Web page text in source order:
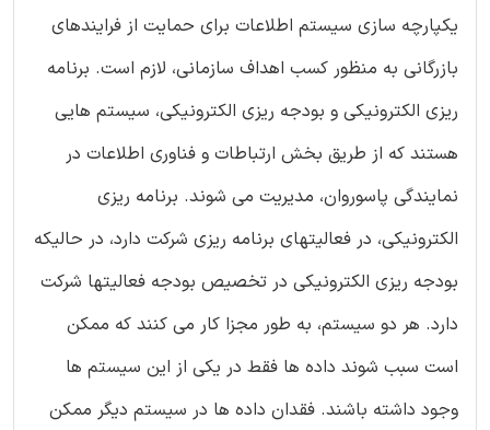
یکپارچه سازی سیستم اطلاعات برای حمایت از فرایندهای
بازرگانی به منظور کسب اهداف سازمانی، لازم است. برنامه
ریزی الکترونیکی و بودجه ریزی الکترونیکی، سیستم هایی
هستند که از طریق بخش ارتباطات و فناوری اطلاعات در
نمایندگی پاسوروان، مدیریت می شوند. برنامه ریزی
الکترونیکی، در فعالیتهای برنامه ریزی شرکت دارد، در حالیکه
بودجه ریزی الکترونیکی در تخصیص بودجه فعالیتها شرکت
دارد. هر دو سیستم، به طور مجزا کار می کنند که ممکن
است سبب شوند داده ها فقط در یکی از این سیستم ها
وجود داشته باشند. فقدان داده ها در سیستم دیگر ممکن